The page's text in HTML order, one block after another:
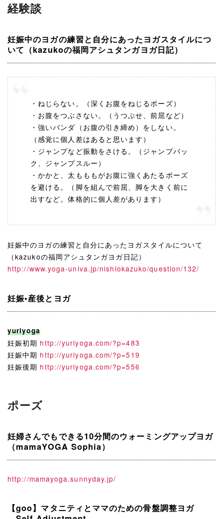
経験談
妊娠中のヨガの練習と自分にあったヨガスタイルにつ
いて（kazukoの福岡アシュタンガヨガ日記）
・ねじらない。（深くお腹をねじるポーズ）
・お腹をつぶさない。（うつぶせ、前屈など）
・強いバンダ（お腹の引き締め）をしない。
（感覚に個人差はあると思います）
・ジャンプなど振動をさける。（ジャンプバッ
ク、ジャンプスルー）
・かかと、太もももがお腹に強くあたるポーズ
を避ける。（脚を組んで前屈、脚を大きく前に
出すなど。体格的に個人差があります）
妊娠中のヨガの練習と自分にあったヨガスタイルについて
（kazukoの福岡アシュタンガヨガ日記）
http://www.yoga-univa.jp/nishiokazuko/question/132/
妊娠•産後とヨガ
yuriyoga
妊娠初期 http://yuriyoga.com/?p=483
妊娠中期 http://yuriyoga.com/?p=519
妊娠後期 http://yuriyoga.com/?p=556
ポーズ
妊婦さんでもできる10分間のウォーミングアップヨガ
（mamaYOGA Sophia）
http://mamayoga.sunnyday.jp/
【goo】マタニティとママのための骨盤調整ヨガ